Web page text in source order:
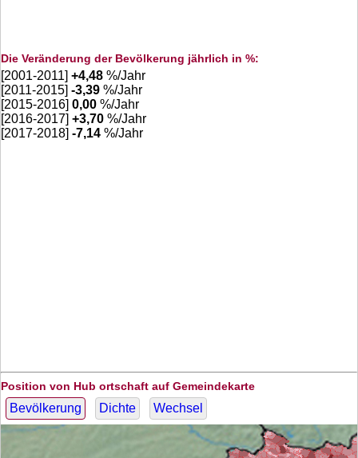
Die Veränderung der Bevölkerung jährlich in %:
[2001-2011] +4,48 %/Jahr
[2011-2015] -3,39 %/Jahr
[2015-2016] 0,00 %/Jahr
[2016-2017] +3,70 %/Jahr
[2017-2018] -7,14 %/Jahr
Position von Hub ortschaft auf Gemeindekarte
Bevölkerung Dichte Wechsel